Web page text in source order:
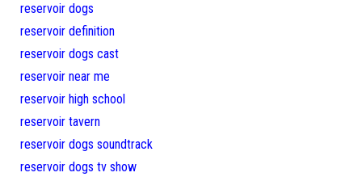
reservoir dogs
reservoir definition
reservoir dogs cast
reservoir near me
reservoir high school
reservoir tavern
reservoir dogs soundtrack
reservoir dogs tv show